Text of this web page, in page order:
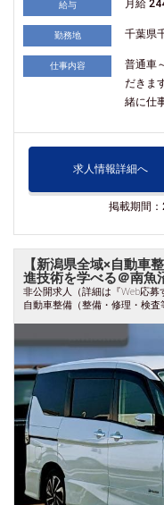
給与 月給
勤務地 千葉県
仕事内容
普通車
だきま
緒に仕
求人情報詳細へ
掲載期間
【新潟県全域×自動車
進技術を学べる＠南魚
非公開求人（詳細は『Web応
自動車整備（整備・修理・検査